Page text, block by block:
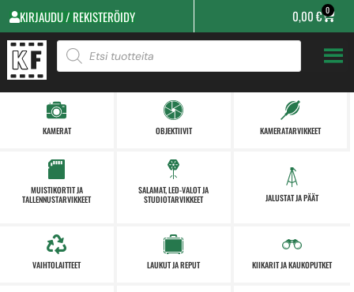
KIRJAUDU / REKISTERÖIDY 0,00€ 0
KAMERAT OBJEKTIIVIT KAMERATARVIKKEET
MUISTIKORTIT JA
TALLENNUSTARVIKKEET
SALAMAT, LED-VALOT JA
STUDIOTARVIKKEET
JALUSTAT JA PÄÄT
VAIHTOLAITTEET LAUKUT JA REPUT KIIKARIT JA KAUKOPUTKET